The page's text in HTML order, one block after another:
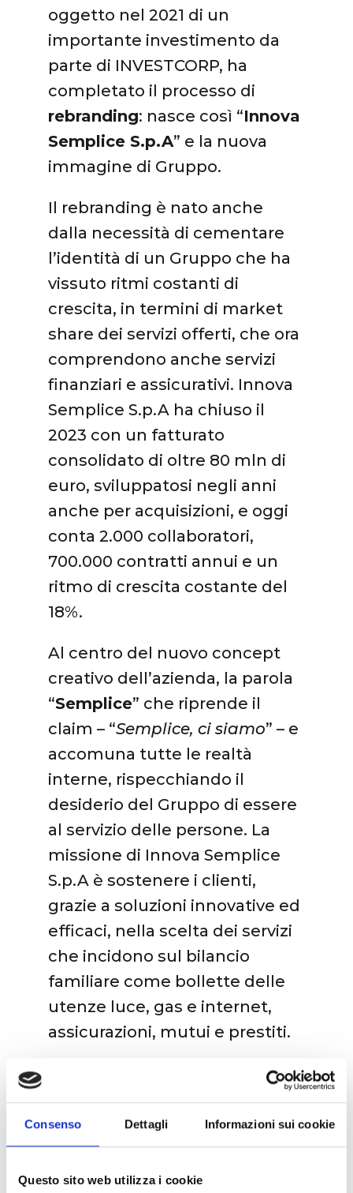
Consenso Dettagli Informazioni sui cookie
Questo sito web utilizza i cookie
oggetto nel 2021 di un
importante investimento da
parte di INVESTCORP, ha
completato il processo di
rebranding: nasce così “Innova
Semplice S.p.A” e la nuova
immagine di Gruppo.
Il rebranding è nato anche
dalla necessità di cementare
l’identità di un Gruppo che ha
vissuto ritmi costanti di
crescita, in termini di market
share dei servizi offerti, che ora
comprendono anche servizi
finanziari e assicurativi. Innova
Semplice S.p.A ha chiuso il
2023 con un fatturato
consolidato di oltre 80 mln di
euro, sviluppatosi negli anni
anche per acquisizioni, e oggi
conta 2.000 collaboratori,
700.000 contratti annui e un
ritmo di crescita costante del
18%.
Al centro del nuovo concept
creativo dell’azienda, la parola
“Semplice” che riprende il
claim – “Semplice, ci siamo” – e
accomuna tutte le realtà
interne, rispecchiando il
desiderio del Gruppo di essere
al servizio delle persone. La
missione di Innova Semplice
S.p.A è sostenere i clienti,
grazie a soluzioni innovative ed
efficaci, nella scelta dei servizi
che incidono sul bilancio
familiare come bollette delle
utenze luce, gas e internet,
assicurazioni, mutui e prestiti.
Questo cambiamento segna
una tappa cruciale nel nostro
percorso di crescita e
innovazione– commenta
Andrea Conte, fondatore e